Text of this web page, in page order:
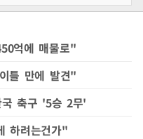
억에 매물로"
틀 만에 발견"
축구 '5승 2무'
하려는건가"